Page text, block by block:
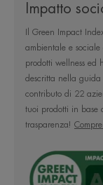
Vantaggio
Deterge
ed elimina
Benefici
delicatamente
• ELIMINA le
Impatto
Il Green Impact
ambientale e
prodotti wellness ed
descritta nella
contributo di 22
tuoi prodotti in base
trasparenza!